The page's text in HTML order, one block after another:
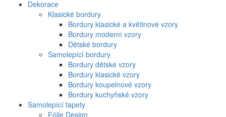
Dekorace
Klasické bordury
Bordury klasické a květinové vzory
Bordury moderní vzory
Dětské bordury
Samolepící bordury
Bordury dětské vzory
Bordury klasické vzory
Bordury koupelnové vzory
Bordury kuchyňské vzory
Samolepící tapety
Fólie Design